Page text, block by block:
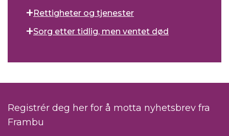
Rettigheter og tjenester
Sorg etter tidlig, men ventet død
Registrér deg her for å motta nyhetsbrev fra
Frambu